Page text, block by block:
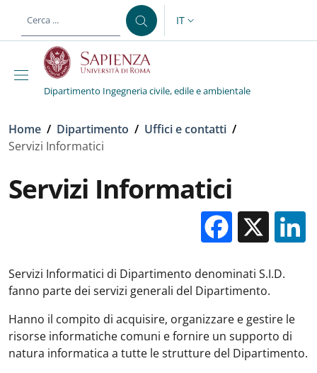
al contenuto principale
SELETTORE LINGUA:
IT
Dipartimento Ingegneria civile, edile e ambientale
Briciole di pane
Home / Dipartimento / Uffici e contatti /
Servizi Informatici
Servizi Informatici
X
Servizi Informatici di Dipartimento denominati S.I.D.
fanno parte dei servizi generali del Dipartimento.
Hanno il compito di acquisire, organizzare e gestire le
risorse informatiche comuni e fornire un supporto di
natura informatica a tutte le strutture del Dipartimento.